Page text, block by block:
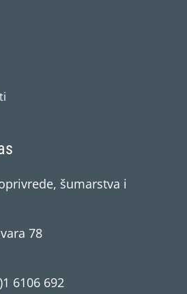
šumarstva i
78
6106 692